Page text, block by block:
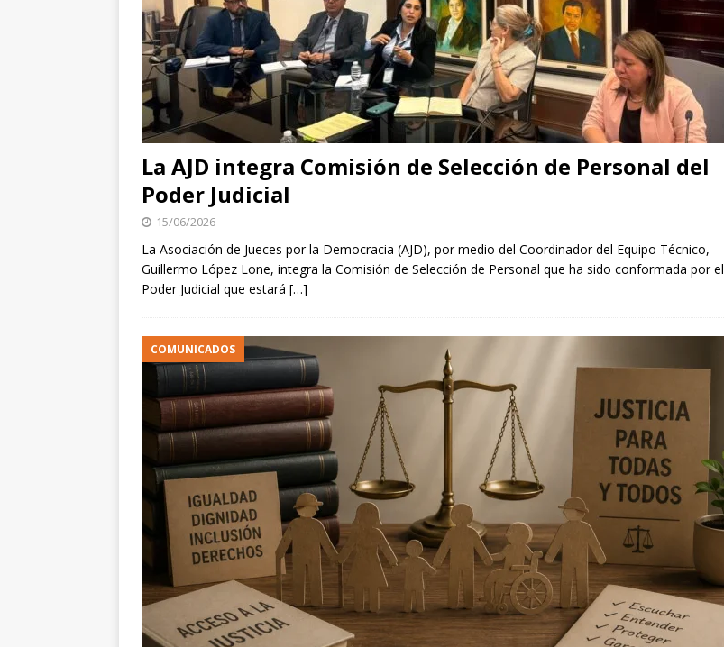
La AJD integra Comisión de Selección de Personal del
Poder Judicial
15/06/2026
La Asociación de Jueces por la Democracia (AJD), por medio del Coordinador del Equipo Técnico,
Guillermo López Lone, integra la Comisión de Selección de Personal que ha sido conformada por el
Poder Judicial que estará […]
COMUNICADOS